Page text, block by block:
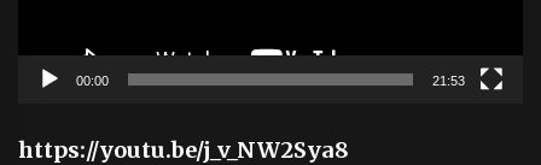
00:00 21:53
https://youtu.be/j_v_NW2Sya8